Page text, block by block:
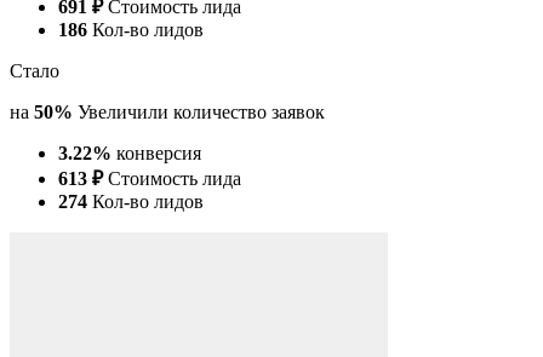
Стало
на 50%
3.22% конверсия
613 ₽
Стоимость лида
274 Кол-во лидов